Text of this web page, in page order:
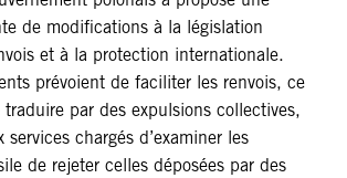
de modifications à la législation
et à la protection internationale.
prévoient de faciliter les renvois, ce
par des expulsions collectives,
services chargés d’examiner les
de rejeter celles déposées par des